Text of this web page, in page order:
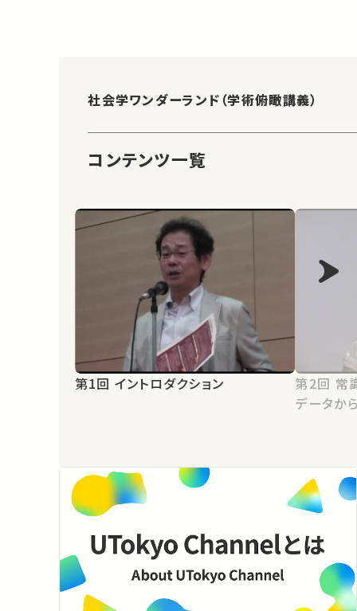
社会学ワンダーランド（学術俯瞰講義）
コンテンツ一覧
第1回 イントロダクション
第2回 常識をうまく手放す －集計
データか